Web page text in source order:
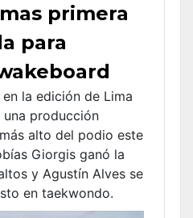
primera
para
la edición de Lima
una producción
alto del podio este
Giorgis ganó la
y Agustín Alves se
en taekwondo.